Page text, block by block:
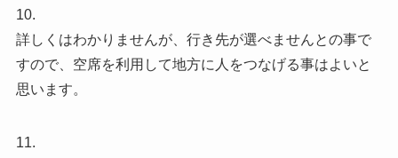
10.
詳しくはわかりませんが、行き先が選べませんとの事で
すので、空席を利用して地方に人をつなげる事はよいと
思います。
11.